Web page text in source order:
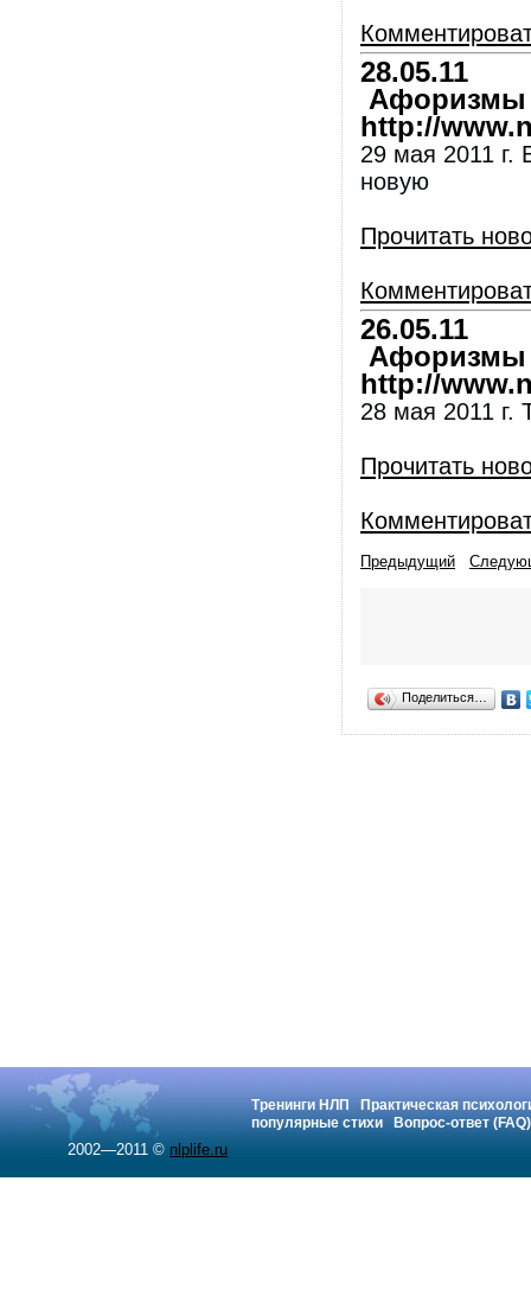
28.05.11
Афоризмы
http://
29 мая 2011 г.
новую
Прочитать
26.05.11
Афоризмы
http://
28 мая 2011 г.
Прочитать
Предыдущий
Поделиться…
Тренинги НЛП
Практическая
популярные стихи
Вопрос-ответ (FAQ)
2002—2011 © nlplife.ru